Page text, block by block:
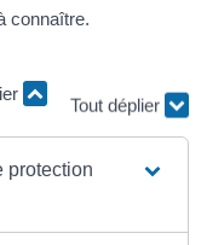
connaître.
Tout déplier
protection